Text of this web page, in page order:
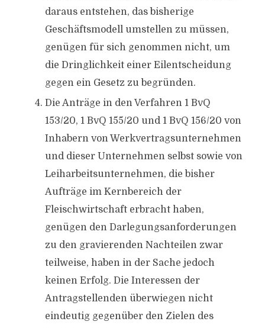
daraus entstehen, das bisherige
Geschäftsmodell umstellen zu müssen,
genügen für sich genommen nicht, um
die Dringlichkeit einer Eilentscheidung
gegen ein Gesetz zu begründen.
Die Anträge in den Verfahren 1 BvQ
153/20, 1 BvQ 155/20 und 1 BvQ 156/20 von
Inhabern von Werkvertragsunternehmen
und dieser Unternehmen selbst sowie von
Leiharbeitsunternehmen, die bisher
Aufträge im Kernbereich der
Fleischwirtschaft erbracht haben,
genügen den Darlegungsanforderungen
zu den gravierenden Nachteilen zwar
teilweise, haben in der Sache jedoch
keinen Erfolg. Die Interessen der
Antragstellenden überwiegen nicht
eindeutig gegenüber den Zielen des